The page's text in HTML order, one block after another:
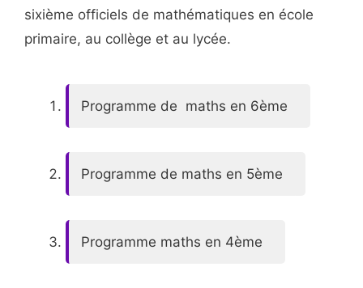
sixième officiels de mathématiques en école
primaire, au collège et au lycée.
Programme de maths en 6ème
Programme de maths en 5ème
Programme maths en 4ème